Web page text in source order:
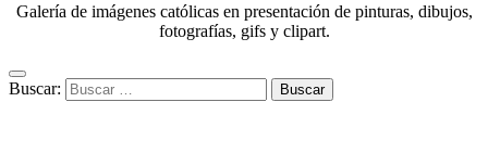
Galería de imágenes católicas en presentación de pinturas, dibujos,
fotografías, gifs y clipart.
Buscar: